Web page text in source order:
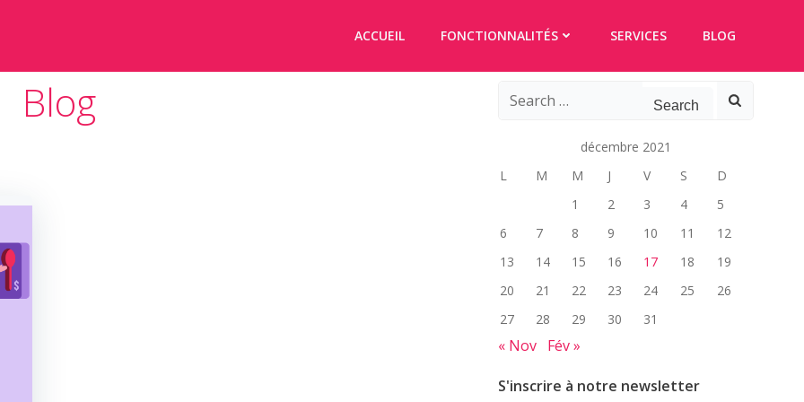
ACCUEIL FONCTIONNALITÉS SERVICES BLOG
Blog
Search
décembre 2021
L
M M J V S
D
1
2 3 4
5
6
7 8 9 10 11
12
13
14 15 16 17 18
19
20
21 22 23 24 25
26
27
28 29 30 31
« Nov Fév »
S'inscrire à notre newsletter